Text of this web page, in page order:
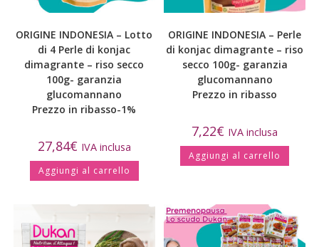
ORIGINE INDONESIA – Lotto
di 4 Perle di konjac
dimagrante – riso secco
100g- garanzia
glucomannano
Prezzo in ribasso-1%
27,84€ IVA inclusa
Aggiungi al carrello
ORIGINE INDONESIA – Perle
di konjac dimagrante – riso
secco 100g- garanzia
glucomannano
Prezzo in ribasso
7,22€ IVA inclusa
Aggiungi al carrello